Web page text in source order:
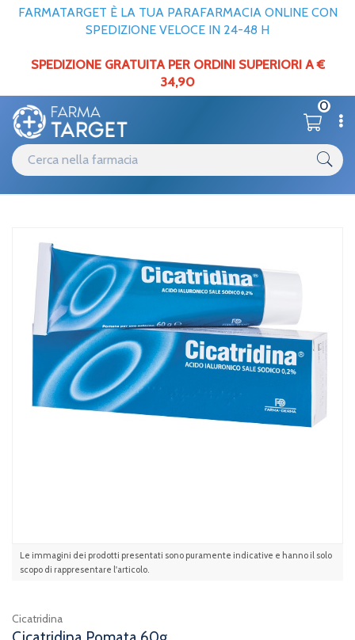
FARMATARGET È LA TUA PARAFARMACIA ONLINE CON
SPEDIZIONE VELOCE IN 24-48 H
SPEDIZIONE GRATUITA PER ORDINI SUPERIORI A €
34,90
0
Le immagini dei prodotti presentati sono puramente indicative e hanno il solo
scopo di rappresentare l'articolo.
Cicatridina